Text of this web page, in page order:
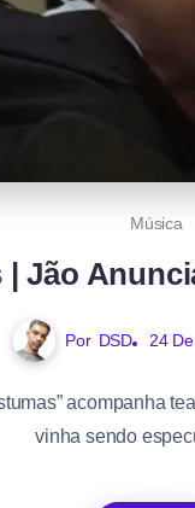
Música
Jão
Por DSD 24
acompanha
vinha sendo